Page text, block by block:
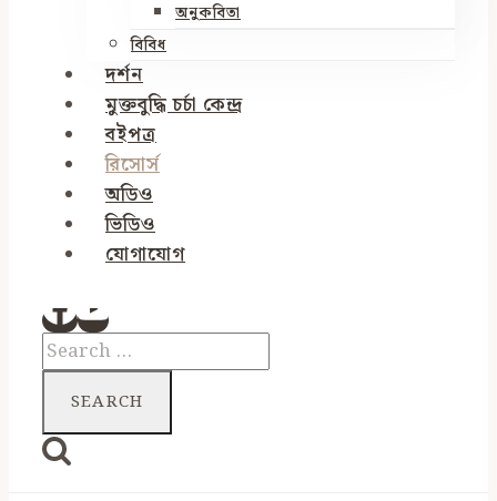
অনুকবিতা
বিবিধ
দর্শন
মুক্তবুদ্ধি চর্চা কেন্দ্র
বইপত্র
রিসোর্স
অডিও
ভিডিও
যোগাযোগ
Search
for: